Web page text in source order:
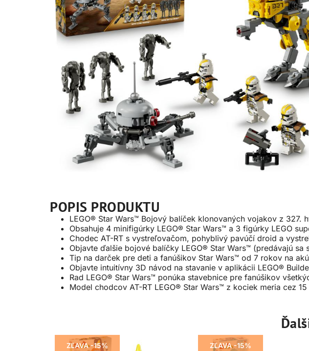
POPIS PRODUKTU
LEGO® Star Wars™ Bojový balíček klonovaných vojakov z 327.
Obsahuje 4 minifigúrky LEGO® Star Wars™ a 3 figúrky LEGO
Chodec AT-RT s vystreľovačom, pohyblivý pavúčí droid a
Objavte ďalšie bojové balíčky LEGO® Star Wars™ (predávajú sa
Tip na darček pre deti a fanúšikov Star Wars™ od 7 rokov na
Objavte intuitívny 3D návod na stavanie v aplikácii LEGO®
Rad LEGO® Star Wars™ ponúka stavebnice pre fanúšikov
Model chodcov AT-RT LEGO® Star Wars™ z kociek meria cez
ZĽAVA -15% ZĽAVA -15%